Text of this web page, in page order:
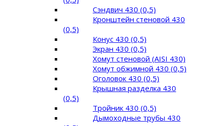
Сэндвич 430 (0,5)
Кронштейн стеновой 430
(0,5)
Конус 430 (0,5)
Экран 430 (0,5)
Хомут стеновой (AISI 430)
Хомут обжимной 430 (0,5)
Оголовок 430 (0,5)
Крышная разделка 430
(0,5)
Тройник 430 (0,5)
Дымоходные трубы 430